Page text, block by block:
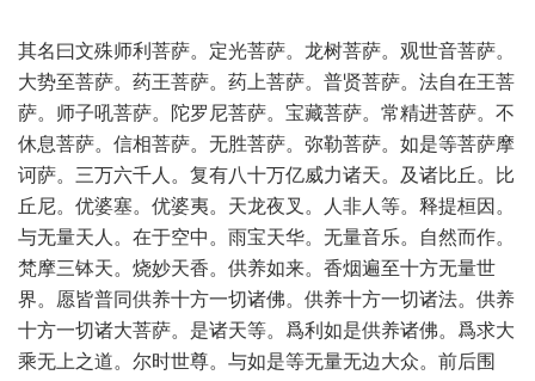
其名曰文殊师利菩萨。定光菩萨。龙树菩萨。观世音菩萨。
大势至菩萨。药王菩萨。药上菩萨。普贤菩萨。法自在王菩
萨。师子吼菩萨。陀罗尼菩萨。宝藏菩萨。常精进菩萨。不
休息菩萨。信相菩萨。无胜菩萨。弥勒菩萨。如是等菩萨摩
诃萨。三万六千人。复有八十万亿威力诸天。及诸比丘。比
丘尼。优婆塞。优婆夷。天龙夜叉。人非人等。释提桓因。
与无量天人。在于空中。雨宝天华。无量音乐。自然而作。
梵摩三钵天。烧妙天香。供养如来。香烟遍至十方无量世
界。愿皆普同供养十方一切诸佛。供养十方一切诸法。供养
十方一切诸大菩萨。是诸天等。爲利如是供养诸佛。爲求大
乘无上之道。尔时世尊。与如是等无量无边大众。前后围